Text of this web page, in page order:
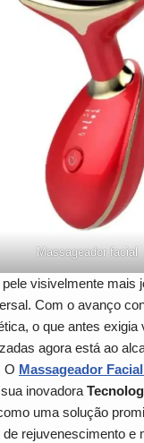
Massageador facial
visivelmente mais
Com o avanço
o que antes exigia
agora está ao
O Massageador
inovadora
uma solução
rejuvenescimento e